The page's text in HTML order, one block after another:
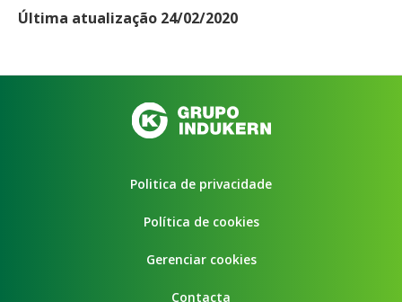
Última atualização 24/02/2020
Politica de privacidade
Política de cookies
Gerenciar cookies
Contacta